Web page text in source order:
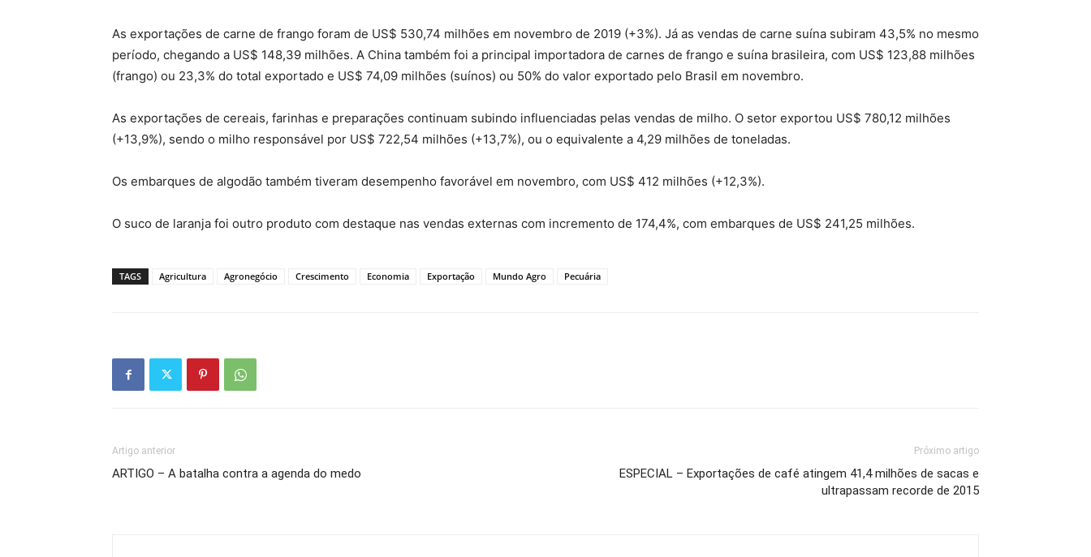
As exportações de carne de frango foram de US$ 530,74 milhões em novembro de 2019 (+3%). Já as vendas de carne suína subiram 43,5% no mesmo
período, chegando a US$ 148,39 milhões. A China também foi a principal importadora de carnes de frango e suína brasileira, com US$ 123,88 milhões
(frango) ou 23,3% do total exportado e US$ 74,09 milhões (suínos) ou 50% do valor exportado pelo Brasil em novembro.
As exportações de cereais, farinhas e preparações continuam subindo influenciadas pelas vendas de milho. O setor exportou US$ 780,12 milhões
(+13,9%), sendo o milho responsável por US$ 722,54 milhões (+13,7%), ou o equivalente a 4,29 milhões de toneladas.
Os embarques de algodão também tiveram desempenho favorável em novembro, com US$ 412 milhões (+12,3%).
O suco de laranja foi outro produto com destaque nas vendas externas com incremento de 174,4%, com embarques de US$ 241,25 milhões.
TAGS Agricultura Agronegócio Crescimento Economia Exportação Mundo Agro Pecuária
Artigo anterior
ARTIGO – A batalha contra a agenda do medo
Próximo artigo
ESPECIAL – Exportações de café atingem 41,4 milhões de sacas e
ultrapassam recorde de 2015